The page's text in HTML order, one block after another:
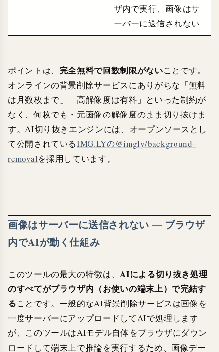
ザ内で実行、画像はサ
ーバーに送信されない
ポイントは、 完全無料で回数制限がないことです。
オンラインの背景削除サービスにありがちな「無料
は月数枚まで」「高解像度は有料」といった制約が
なく、何枚でも・元画像の解像度のまま切り抜けま
す。AI切り抜きエンジンには、オープンソースとし
て公開されているIMG.LYの@imgly/background-
removalを採用しています。
画像はサーバーに送信されない — ブラウザ
内でAIが動く仕組み
このツールの最大の特徴は、AIによる切り抜き処理
のすべてがブラウザ内（お使いの端末上）で完結す
ることです。一般的なAI背景削除サービスは画像を
一度サーバーにアップロードしてAIで処理します
が、このツールはAIモデル自体をブラウザにダウン
ロードして端末上で推論を実行するため、画像デー